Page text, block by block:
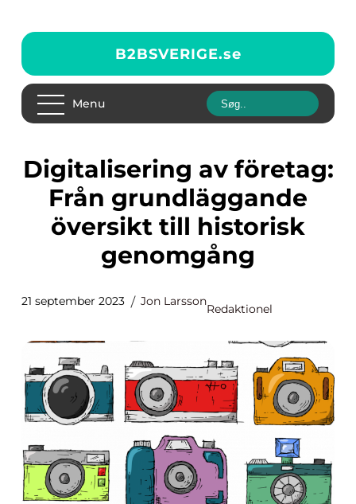
B2BSVERIGE.se
Menu
Digitalisering av företag:
Från grundläggande
översikt till historisk
genomgång
21 september 2023 Jon Larsson
Redaktionel